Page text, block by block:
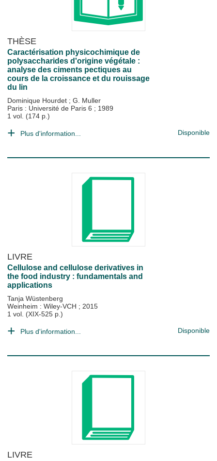
THÈSE
Caractérisation physicochimique de
polysaccharides d'origine végétale :
analyse des ciments pectiques au
cours de la croissance et du rouissage
du lin
Dominique Hourdet ; G. Muller
Paris : Université de Paris 6 ; 1989
1 vol. (174 p.)
Plus d'information... Disponible
LIVRE
Cellulose and cellulose derivatives in
the food industry : fundamentals and
applications
Tanja Wüstenberg
Weinheim : Wiley-VCH ; 2015
1 vol. (XIX-525 p.)
Plus d'information... Disponible
LIVRE